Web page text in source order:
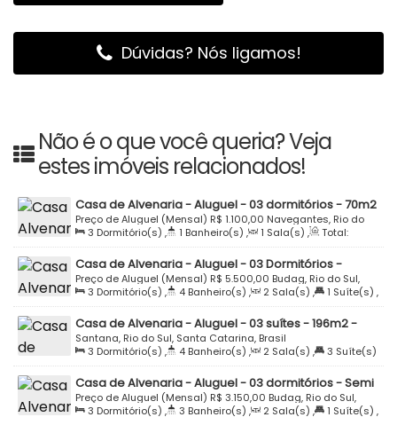
Dúvidas? Nós ligamos!
Não é o que você queria? Veja
estes imóveis relacionados!
Casa de Alvenaria - Aluguel - 03 dormitórios - 70m2
- Navegantes - Rio do Sul
R$ 1.100,00
Preço de Aluguel (Mensal)
Navegantes, Rio do
Sul, Santa Catarina, Brasil
3 Dormitório(s) , 1 Banheiro(s) , 1 Sala(s) ,
Total:
70.00m²
Casa de Alvenaria - Aluguel - 03 Dormitórios -
297M2 - Condomínio Parque do Arvoredo - Budag -
Rio do Sul
R$ 5.500,00
Preço de Aluguel (Mensal)
Budag, Rio do Sul,
Santa Catarina, Brasil
3 Dormitório(s) , 4 Banheiro(s) , 2 Sala(s) , 1 Suíte(s) ,
Total:297.70m² , 2 Vaga(s), Terreno: 879.11m²
Casa de Alvenaria - Aluguel - 03 suítes - 196m2 -
Semi Mobiliada - Alto Padrão - Piscina - Rua Eufrasia
Tomio - Santana - Rio do Sul
Santana, Rio do Sul, Santa Catarina, Brasil
3 Dormitório(s) , 4 Banheiro(s) , 2 Sala(s) , 3 Suíte(s)
,
Total:196.00m², 2Vaga(s) , Terreno:468.00m²
Casa de Alvenaria - Aluguel - 03 dormitórios - Semi
Mobiliada - Condomínio Fechado Marcos Stadnick -
Budag - Rio do Sul
R$ 3.150,00
Preço de Aluguel (Mensal)
Budag, Rio do Sul,
Santa Catarina, Brasil
3 Dormitório(s) , 3 Banheiro(s) , 2 Sala(s) , 1 Suíte(s) ,